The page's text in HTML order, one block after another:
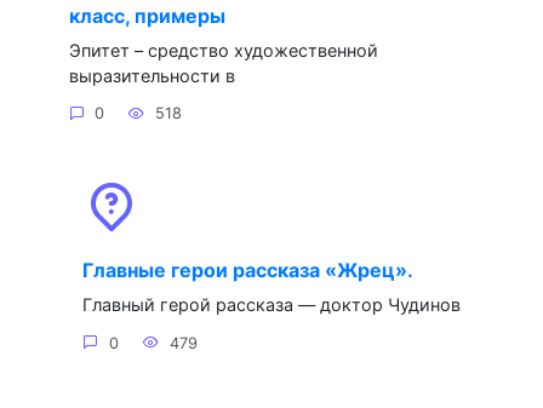
класс, примеры
Эпитет – средство художественной
выразительности в
0 518
Главные герои рассказа «Жрец».
Главный герой рассказа — доктор Чудинов
0 479